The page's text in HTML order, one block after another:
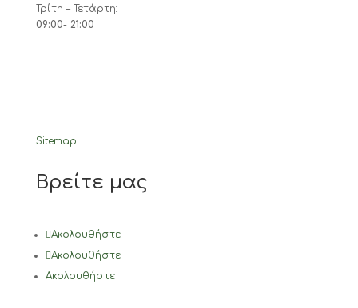
Τρίτη – Τετάρτη:
09:00- 21:00
Sitemap
Βρείτε μας
Ακολουθήστε
Ακολουθήστε
Ακολουθήστε